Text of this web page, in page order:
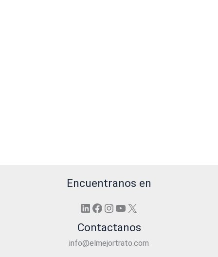
Encuentranos en
LinkedIn
Facebook
Instagram
YouTube
X
Contactanos
info@elmejortrato.com